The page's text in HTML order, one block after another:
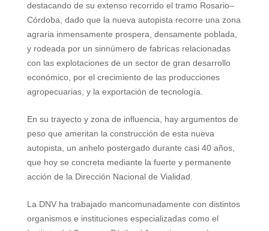
destacando de su extenso recorrido el tramo Rosario–
Córdoba, dado que la nueva autopista recorre una zona
agraria inmensamente prospera, densamente poblada,
y rodeada por un sinnúmero de fabricas relacionadas
con las explotaciones de un sector de gran desarrollo
económico, por el crecimiento de las producciones
agropecuarias, y la exportación de tecnología.
En su trayecto y zona de influencia, hay argumentos de
peso que ameritan la construcción de esta nueva
autopista, un anhelo postergado durante casi 40 años,
que hoy se concreta mediante la fuerte y permanente
acción de la Dirección Nacionalde Vialidad.
La DNVha trabajado mancomunadamente con distintos
organismos e instituciones especializadas como el